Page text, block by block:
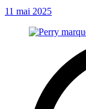
11 mai 2025